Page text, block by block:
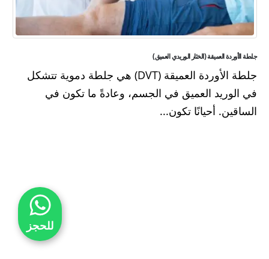
جلطة الأوردة العميقة (الخثار الوريدي العميق)
جلطة الأوردة العميقة (DVT) هي جلطة دموية تتشكل
في الوريد العميق في الجسم، وعادةً ما تكون في
الساقين. أحيانًا تكون...
للحجز